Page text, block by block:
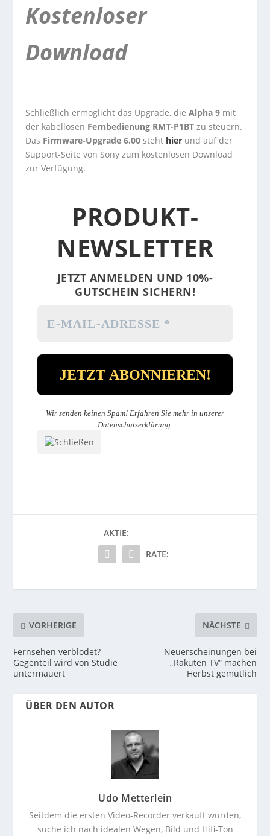
Kostenloser
Download
Schließlich ermöglicht das Upgrade, die Alpha 9 mit
der kabellosen Fernbedienung RMT-P1BT zu steuern.
Das Firmware-Upgrade 6.00 steht hier und auf der
Support-Seite von Sony zum kostenlosen Download
zur Verfügung.
PRODUKT-
NEWSLETTER
JETZT ANMELDEN UND 10%-
GUTSCHEIN SICHERN!
Wir senden keinen Spam! Erfahren Sie mehr in unserer
Datenschutzerklärung
AKTIE:
RATE:
VORHERIGE
Fernsehen verblödet?
Gegenteil wird von Studie
untermauert
NÄCHSTE
Neuerscheinungen bei
„Rakuten TV“ machen
Herbst gemütlich
ÜBER DEN AUTOR
Udo Metterlein
Seitdem die ersten Video-Recorder verkauft wurden,
suche ich nach idealen Wegen, Bild und Hifi-Ton